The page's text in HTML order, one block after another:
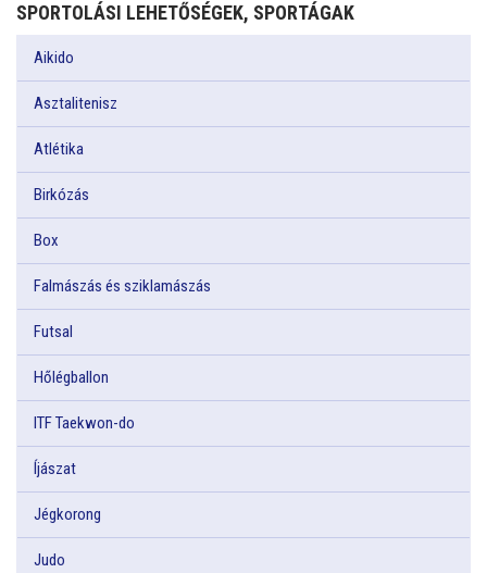
SPORTOLÁSI LEHETŐSÉGEK, SPORTÁGAK
Aikido
Asztalitenisz
Atlétika
Birkózás
Box
Falmászás és sziklamászás
Futsal
Hőlégballon
ITF Taekwon-do
Íjászat
Jégkorong
Judo